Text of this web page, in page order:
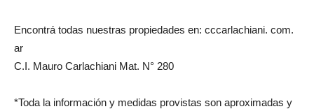
Encontrá todas nuestras propiedades en: cccarlachiani. com.
ar
C.I. Mauro Carlachiani Mat. N° 280
*Toda la información y medidas provistas son aproximadas y